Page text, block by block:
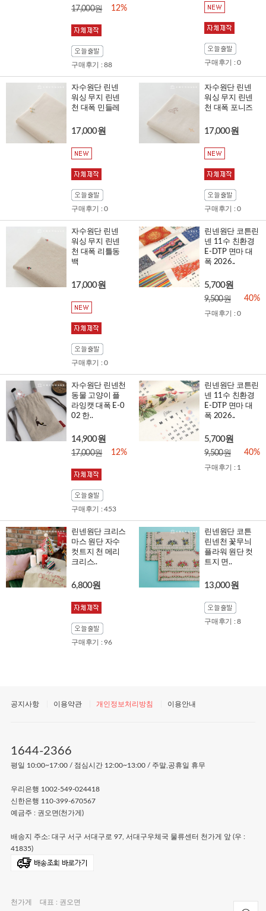
17,000원 12%
구매후기 : 88 구매후기 : 0
자수원단 린넨
워싱 무지 린넨
천 대폭 민들레
17,000원
구매후기 : 0
자수원단 린넨
워싱 무지 린넨
천 대폭 포니즈
17,000원
구매후기 : 0
자수원단 린넨
워싱 무지 린넨
천 대폭 리틀동
백
17,000원
구매후기 : 0
린넨원단 코튼린
넨 11수 친환경
E-DTP 면마 대
폭 2026..
5,700원
9,500원 40%
구매후기 : 0
자수원단 린넨천
동물 고양이 플
라잉캣 대폭 E-0
02 한..
14,900원
17,000원 12%
구매후기 : 453
린넨원단 코튼린
넨 11수 친환경
E-DTP 면마 대
폭 2026..
5,700원
9,500원 40%
구매후기 : 1
린넨원단 크리스
마스 원단 자수
컷트지 천 메리
크리스..
6,800원
구매후기 : 96
린넨원단 코튼
린넨천 꽃무늬
플라워 원단 컷
트지 면..
13,000원
구매후기 : 8
공지사항 이용약관 개인정보처리방침 이용안내
1644-2366
평일 10:00~17:00 / 점심시간 12:00~13:00 / 주말,공휴일 휴무
우리은행 1002-549-024418
신한은행 110-399-670567
예금주 : 권오면(천가게)
배송지 주소: 대구 서구 서대구로 97, 서대구우체국 물류센터 천가게 앞 (우 :
41835)
천가게 대표 : 권오면